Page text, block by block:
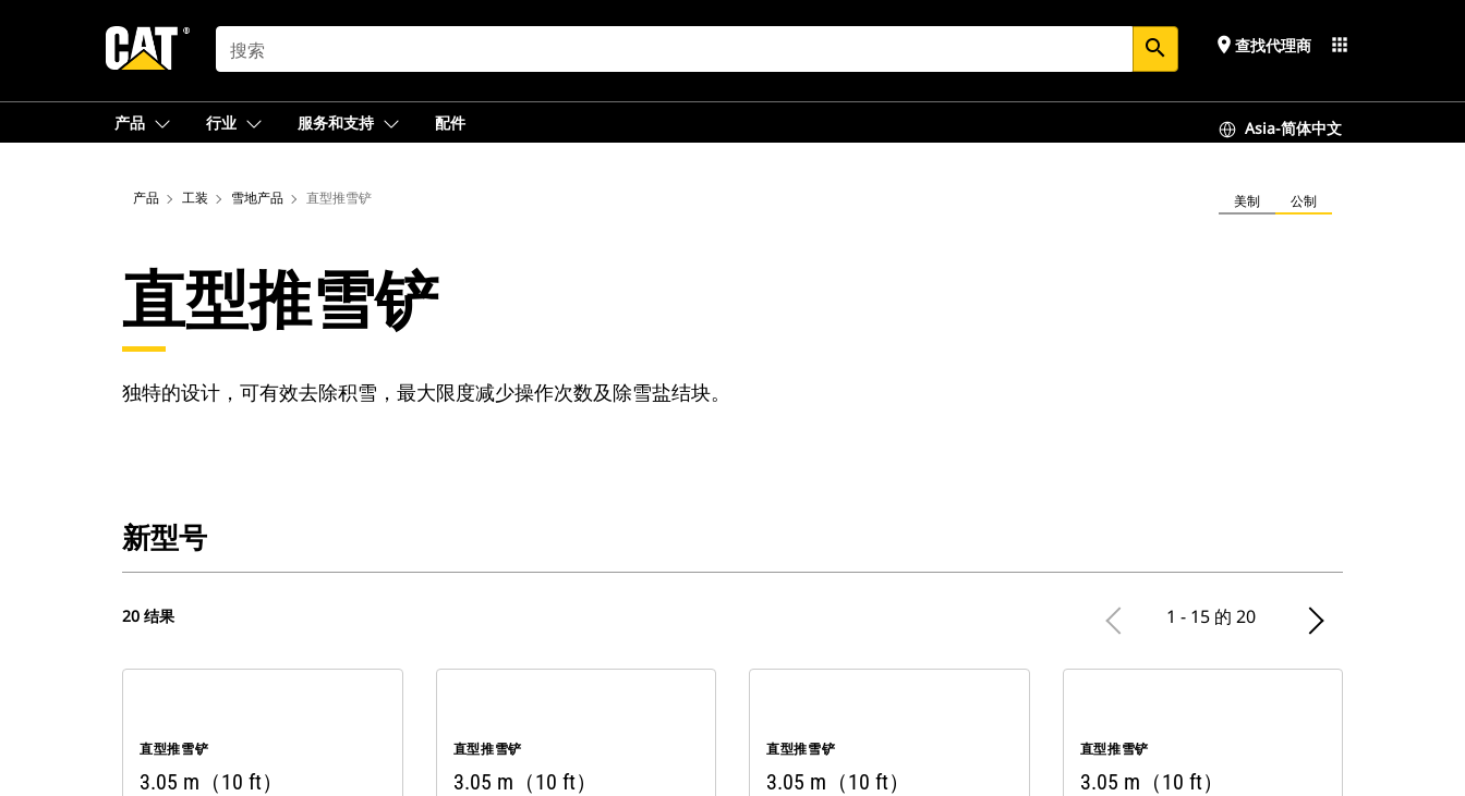
SEARCH search place 查找代理商 apps
产品 行业 服务和支持 配件 Asia-简体中文
产品 工装 雪地产品 直型推雪铲 美制 公制
直型推雪铲
独特的设计，可有效去除积雪，最大限度减少操作次数及除雪盐结块。
新型号
20 结果 1 - 15 的 20
直型推雪铲
3.05 m（10 ft）
直型推雪铲
3.05 m（10 ft）
直型推雪铲
3.05 m（10 ft）
直型推雪铲
3.05 m（10 ft）